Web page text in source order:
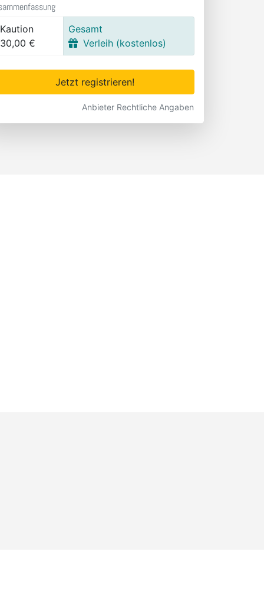
Kaution
30,00 €
Gesamt
Verleih (kostenlos)
Jetzt registrieren!
Anbieter Rechtliche Angaben